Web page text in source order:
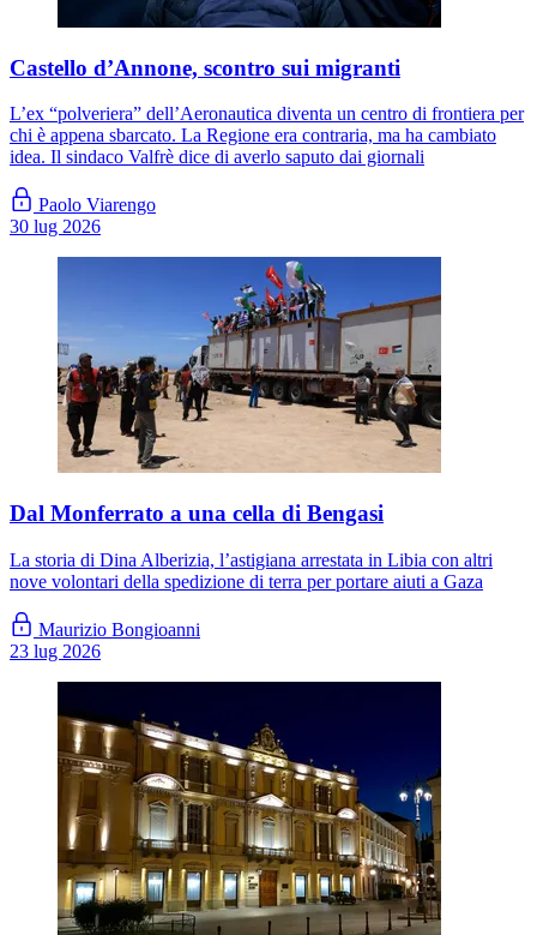
Castello d’Annone, scontro sui migranti
L’ex “polveriera” dell’Aeronautica diventa un centro di frontiera per
chi è appena sbarcato. La Regione era contraria, ma ha cambiato
idea. Il sindaco Valfrè dice di averlo saputo dai giornali
Paolo Viarengo
30 lug 2026
Dal Monferrato a una cella di Bengasi
La storia di Dina Alberizia, l’astigiana arrestata in Libia con altri
nove volontari della spedizione di terra per portare aiuti a Gaza
Maurizio Bongioanni
23 lug 2026